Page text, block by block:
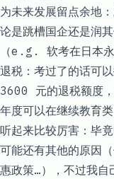
为未来发展留点余地
论是跳槽国企还是润
（e.g. 软考在日本永
退税：考过了的话可以
3600 元的退税额度
年度可以在继续教育
听起来比较厉害：毕
可能还有其他的原因
惠政策…），不过我自